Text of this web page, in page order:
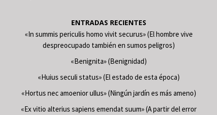
ENTRADAS RECIENTES
«In summis periculis homo vivit securus» (El hombre vive
despreocupado también en sumos peligros)
«Benignita» (Benignidad)
«Huius seculi status» (El estado de esta época)
«Hortus nec amoenior ullus» (Ningún jardín es más ameno)
«Ex vitio alterius sapiens emendat suum» (A partir del error